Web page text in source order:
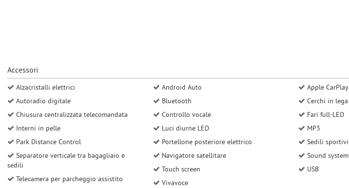
Accessori
Alzacristalli elettrici
Autoradio digitale
Chiusura centralizzata telecomandata
Interni in pelle
Park Distance Control
Separatore verticale tra bagagliaio e
sedili
Telecamera per parcheggio assistito
Android Auto
Bluetooth
Controllo vocale
Luci diurne LED
Portellone posteriore elettrico
Navigatore satellitare
Touch screen
Vivavoce
Apple CarPlay
Cerchi in lega
Fari full-LED
MP3
Sedili sportivi
Sound system
USB
alla
cookie
policy.
Puoi
e
modificare
tue
scelte
in
qualsiasi